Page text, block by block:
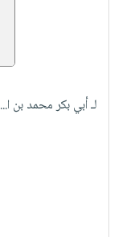
لـ أبي بكر محمد بن ا...